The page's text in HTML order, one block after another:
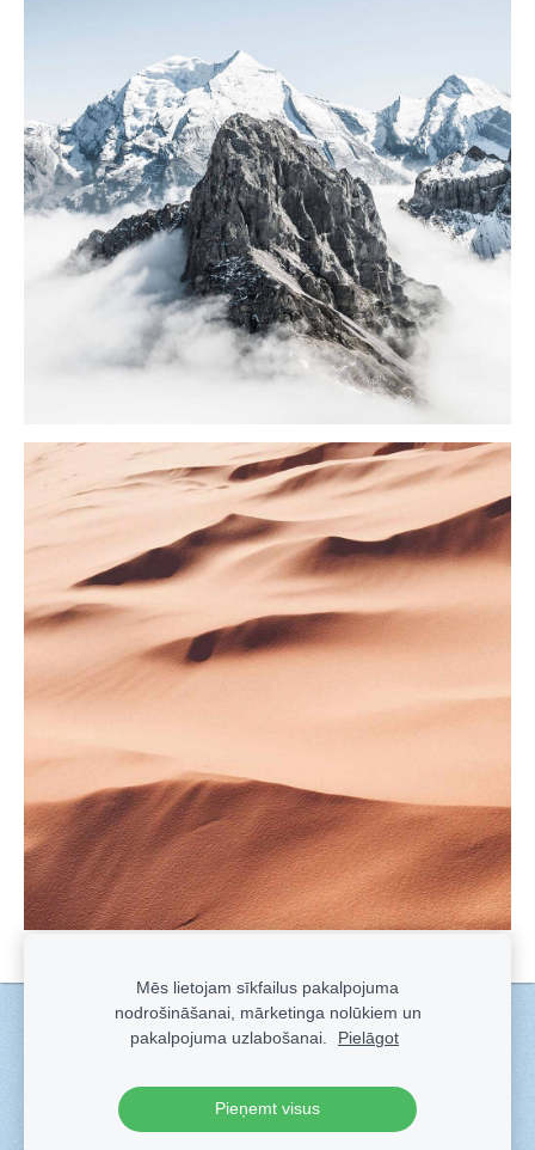
Sīkdatnes
Veidots arSadarbe- labo mājas lapu ģeneratoru.
Mēs lietojam sīkfailus pakalpojuma
nodrošināšanai, mārketinga nolūkiem un
pakalpojuma uzlabošanai.
Pielāgot
Pieņemt visus